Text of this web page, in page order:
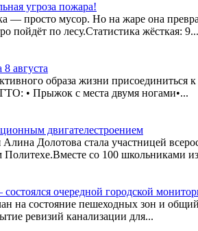
угроза пожара!
— просто мусор. Но на жаре она
пойдёт по лесу.Статистика жёсткая: 9...
августа
образа жизни
• Прыжок с места двумя ногами•...
двигателестроением
Долотова стала участницей
со 100 школьниками
очередной городской
на состояние пешеходных зон и
ревизий канализации для...